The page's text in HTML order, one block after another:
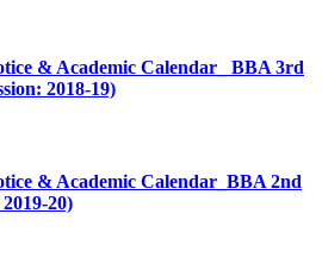
& Academic Calendar_ BBA 3rd
2018-19)
& Academic Calendar_BBA 2nd
20)